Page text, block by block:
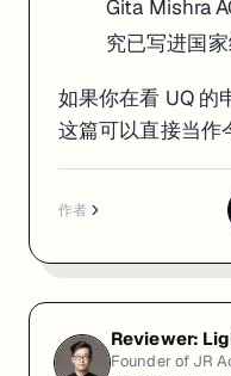
Gita Mishra
究已写进国
如果你在看 UQ 的
这篇可以直接当作
作者
Reviewer:
Founder of JR